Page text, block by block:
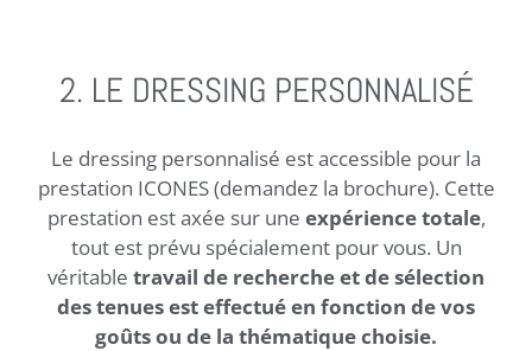
2. LE DRESSING PERSONNALISÉ
Le dressing personnalisé est accessible pour la
prestation ICONES (demandez la brochure). Cette
prestation est axée sur une expérience totale,
tout est prévu spécialement pour vous. Un
véritable travail de recherche et de sélection
des tenues est effectué en fonction de vos
goûts ou de la thématique choisie.